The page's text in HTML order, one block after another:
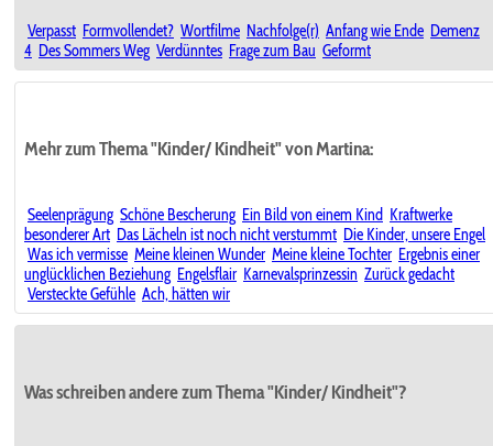
Verpasst Formvollendet? Wortfilme Nachfolge(r) Anfang wie Ende Demenz
4 Des Sommers Weg Verdünntes Frage zum Bau Geformt
Mehr zum Thema "Kinder/ Kindheit" von Martina:
Seelenprägung Schöne Bescherung Ein Bild von einem Kind Kraftwerke
besonderer Art Das Lächeln ist noch nicht verstummt Die Kinder, unsere Engel
Was ich vermisse Meine kleinen Wunder Meine kleine Tochter Ergebnis einer
unglücklichen Beziehung Engelsflair Karnevalsprinzessin Zurück gedacht
Versteckte Gefühle Ach, hätten wir
Was schreiben andere zum Thema "Kinder/ Kindheit"?